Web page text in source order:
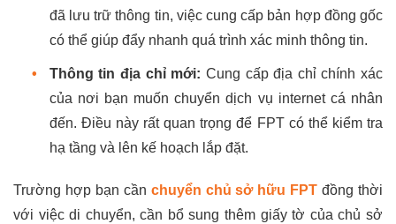
đã lưu trữ thông tin, việc cung cấp bản hợp đồng gốc
có thể giúp đẩy nhanh quá trình xác minh thông tin.
• Thông tin địa chỉ mới: Cung cấp địa chỉ chính xác
của nơi bạn muốn chuyển dịch vụ internet cá nhân
đến. Điều này rất quan trọng để FPT có thể kiểm tra
hạ tầng và lên kế hoạch lắp đặt.
Trường hợp bạn cần chuyển chủ sở hữu FPT đồng thời
với việc di chuyển, cần bổ sung thêm giấy tờ của chủ sở